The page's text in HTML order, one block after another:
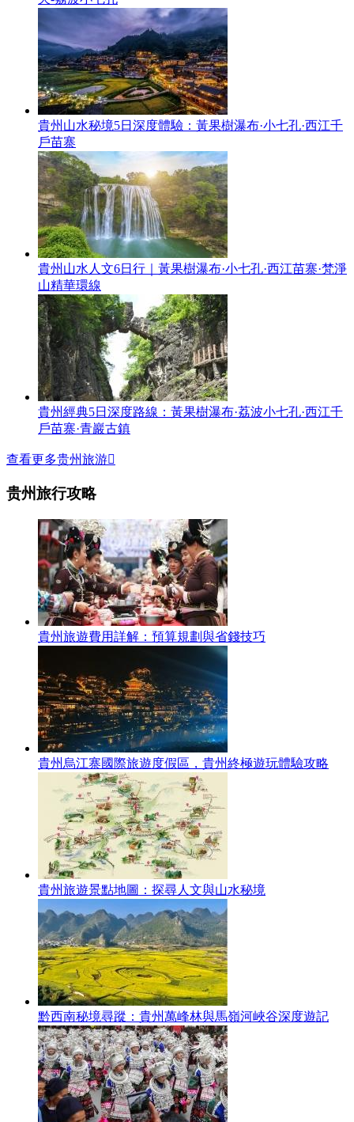
貴州山水秘境5日深度體驗：黃果樹瀑布·小七孔·西江千
戶苗寨
貴州山水人文6日行｜黃果樹瀑布·小七孔·西江苗寨·梵淨
山精華環線
貴州經典5日深度路線：黃果樹瀑布·荔波小七孔·西江千
戶苗寨·青巖古鎮
查看更多贵州旅游
贵州旅行攻略
貴州旅遊費用詳解：預算規劃與省錢技巧
貴州烏江寨國際旅遊度假區，貴州終極遊玩體驗攻略
貴州旅遊景點地圖：探尋人文與山水秘境
黔西南秘境尋蹤：貴州萬峰林與馬嶺河峽谷深度遊記